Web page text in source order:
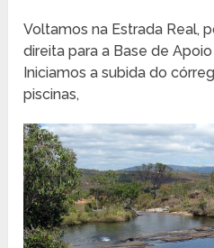
Voltamos na Estrada Real,
direita para a Base de
Iniciamos a subida do
piscinas,